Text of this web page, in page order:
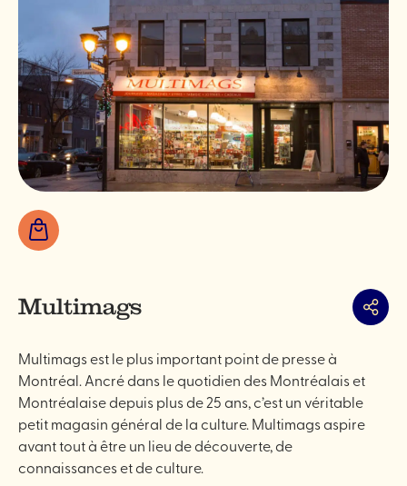
Boutiques
Multimags
Multimags est le plus important point de presse à
Montréal. Ancré dans le quotidien des Montréalais et
Montréalaise depuis plus de 25 ans, c’est un véritable
petit magasin général de la culture. Multimags aspire
avant tout à être un lieu de découverte, de
connaissances et de culture.